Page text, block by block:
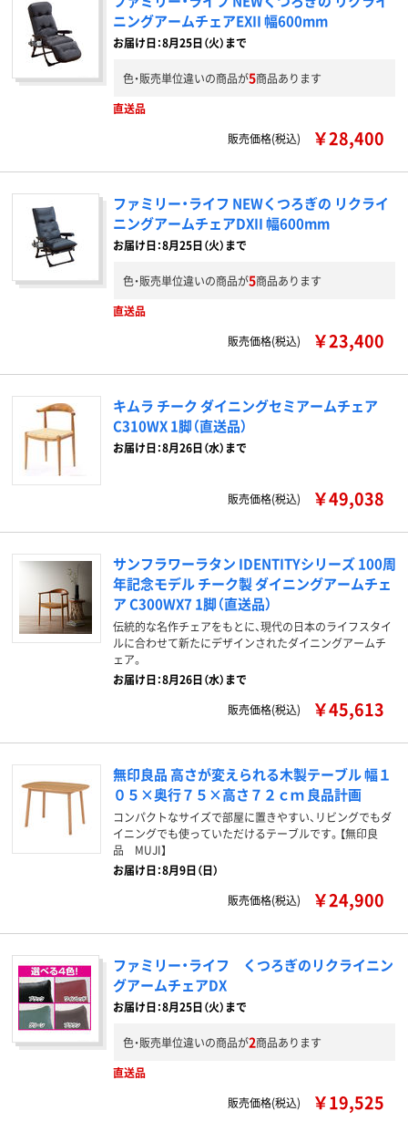
ニングアームチェアEXII 幅600mm
お届け日：8月25日（火）まで
色・販売単位違いの商品が5商品あります
直送品
販売価格(税込)
￥28,400
ファミリー・ライフ NEWくつろぎの リクライ
ニングアームチェアDXII 幅600mm
お届け日：8月25日（火）まで
色・販売単位違いの商品が5商品あります
直送品
販売価格(税込)
￥23,400
キムラ チーク ダイニングセミアームチェア
C310WX 1脚（直送品）
お届け日：8月26日（水）まで
販売価格(税込) ￥49,038
サンフラワーラタン IDENTITYシリーズ 100周
年記念モデル チーク製 ダイニングアームチェ
ア C300WX7 1脚（直送品）
伝統的な名作チェアをもとに、現代の日本のライフスタイ
ルに合わせて新たにデザインされたダイニングアームチ
ェア。
お届け日：8月26日（水）まで
販売価格(税込)
￥45,613
無印良品 高さが変えられる木製テーブル 幅１
０５×奥行７５×高さ７２ｃｍ 良品計画
コンパクトなサイズで部屋に置きやすい、リビングでもダ
イニングでも使っていただけるテーブルです。【無印良
品 MUJI】
お届け日：8月9日（日）
販売価格(税込)
￥24,900
ファミリー・ライフ くつろぎのリクライニン
グアームチェアDX
お届け日：8月25日（火）まで
色・販売単位違いの商品が2商品あります
直送品
販売価格(税込)
￥19,525